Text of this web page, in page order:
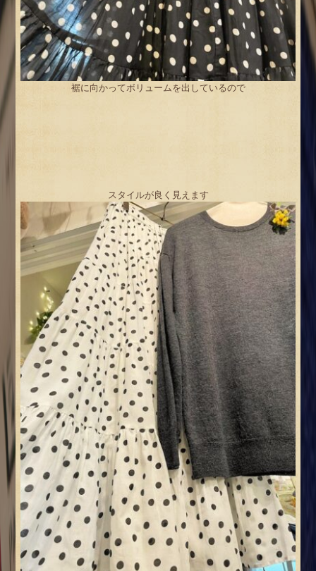
裾に向かってボリュームを出しているので
スタイルが良く見えます